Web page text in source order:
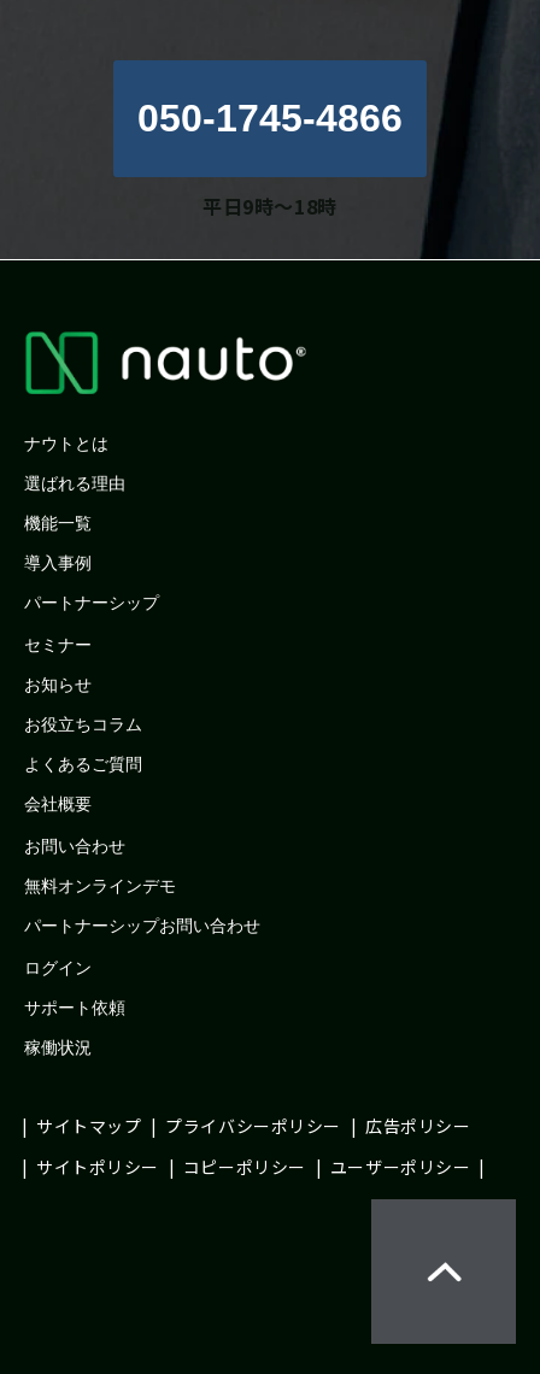
050-1745-4866
平日9時～18時
ナウトとは
選ばれる理由
機能一覧
導入事例
パートナーシップ
セミナー
お知らせ
お役立ちコラム
よくあるご質問
会社概要
お問い合わせ
無料オンラインデモ
パートナーシップお問い合わせ
ログイン
サポート依頼
稼働状況
サイトマップ プライバシーポリシー
広告ポリシー
サイトポリシー
コピーポリシー ユーザーポリシー